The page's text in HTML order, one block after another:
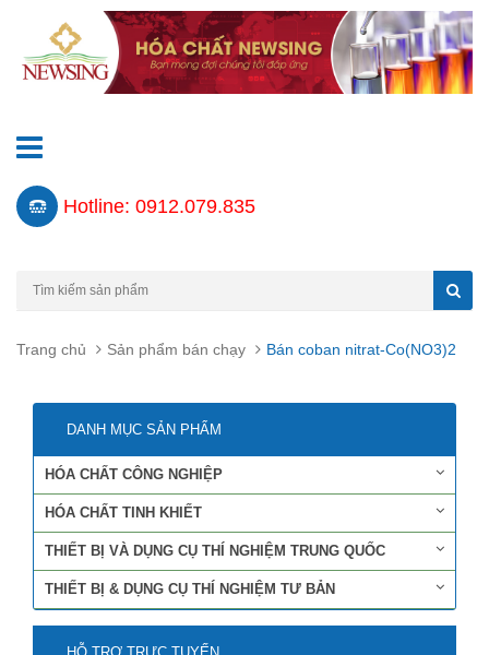
Hotline: 0912.079.835
Trang chủ Sản phẩm bán chạy Bán coban nitrat-Co(NO3)2
DANH MỤC SẢN PHẨM
HÓA CHẤT CÔNG NGHIỆP
HÓA CHẤT TINH KHIẾT
THIẾT BỊ VÀ DỤNG CỤ THÍ NGHIỆM TRUNG QUỐC
THIẾT BỊ & DỤNG CỤ THÍ NGHIỆM TƯ BẢN